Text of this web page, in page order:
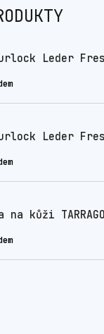
Leder
Leder
na kůži